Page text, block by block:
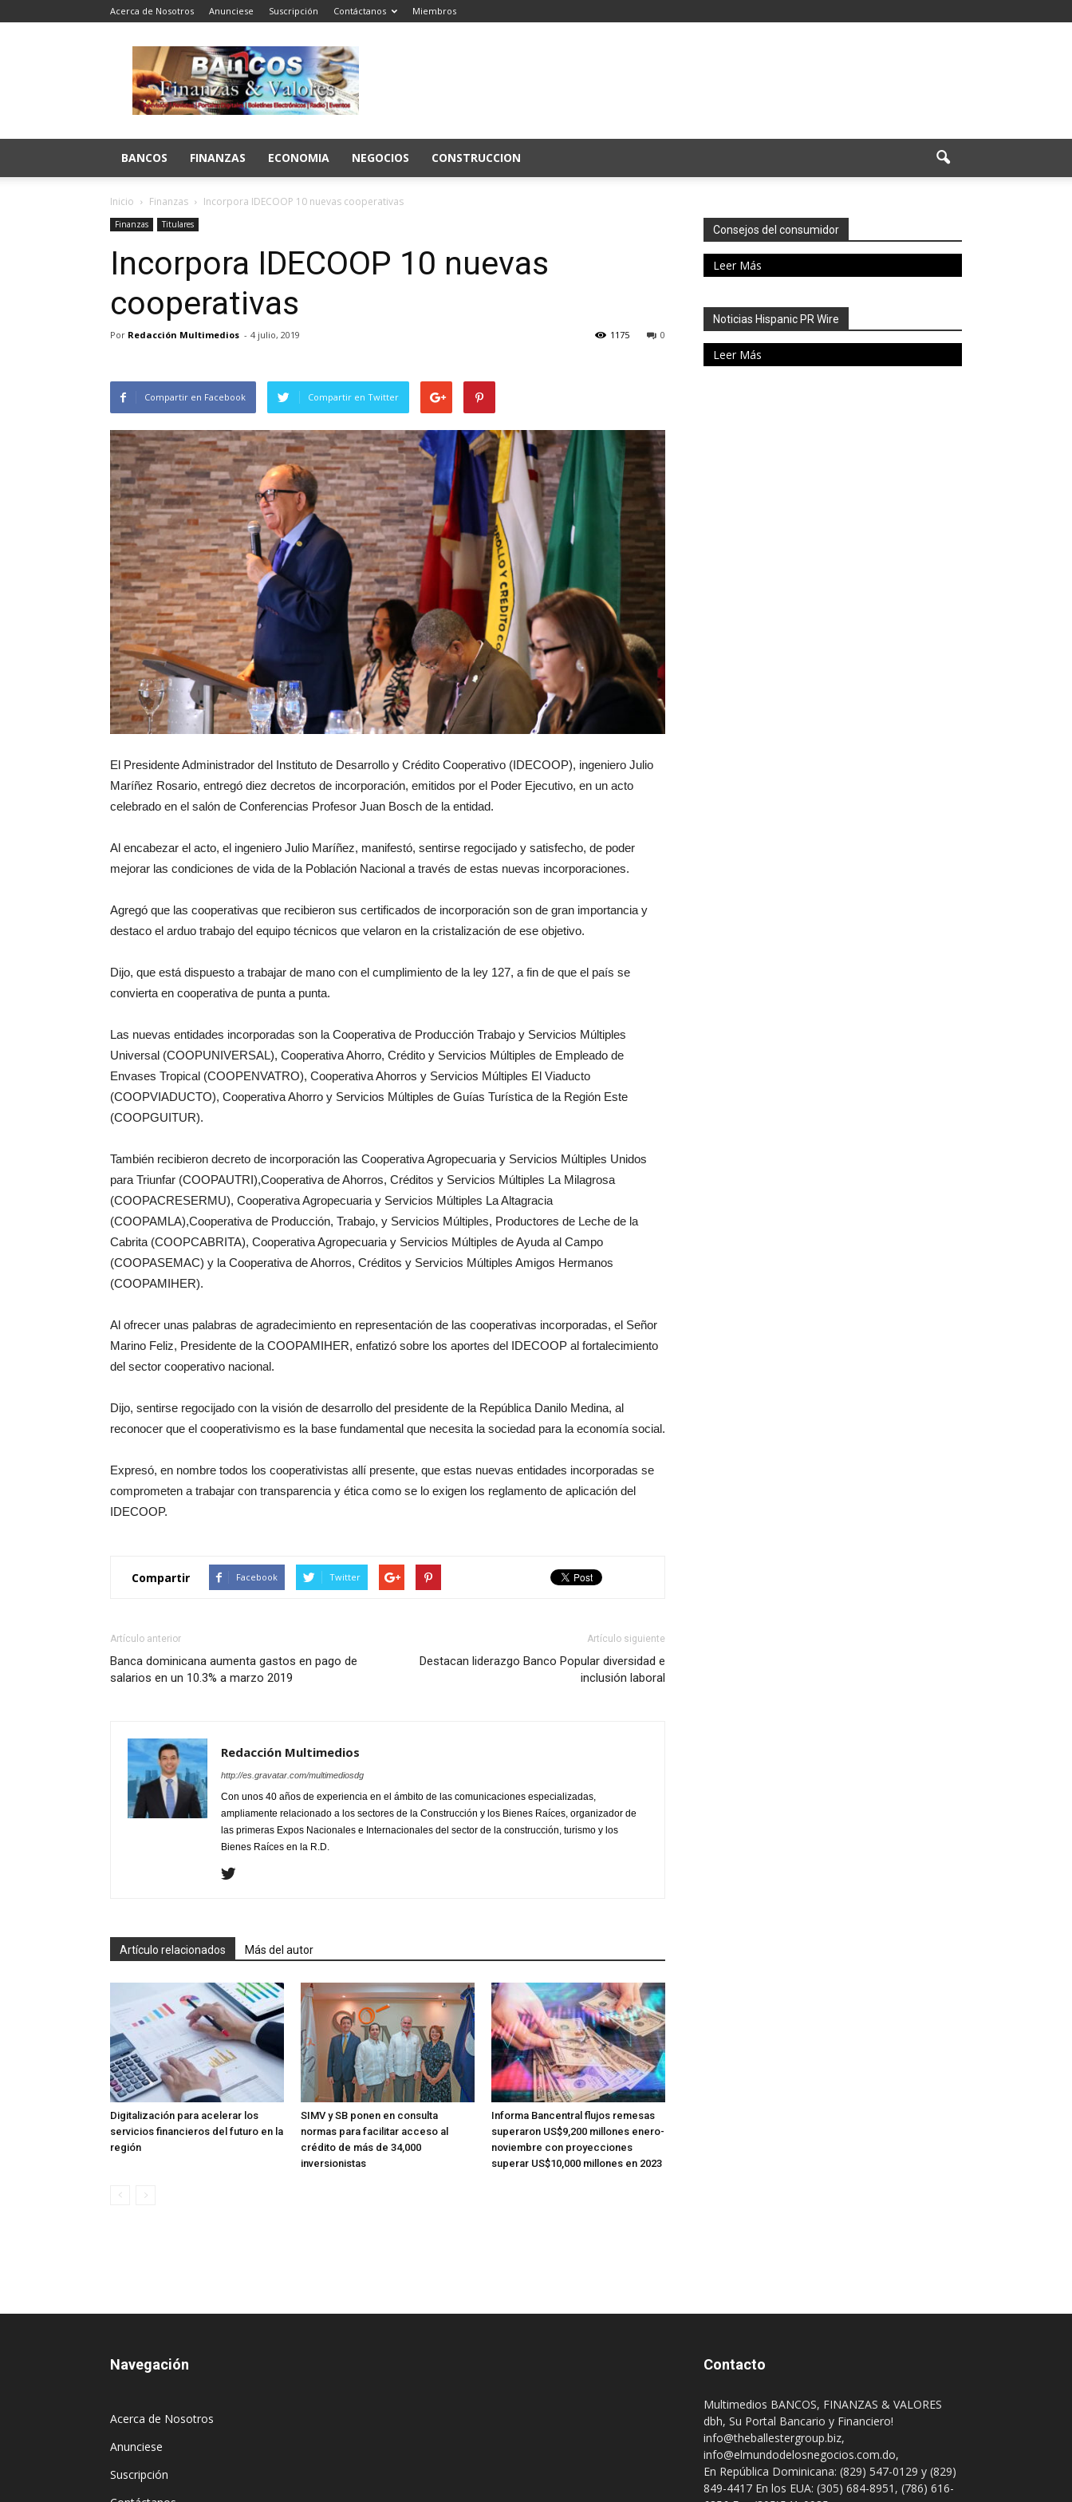
Acerca de Nosotros Anunciese Suscripción Contáctanos Miembros
Bancos
Finanzas
y
Valores
BANCOS FINANZAS ECONOMIA NEGOCIOS CONSTRUCCION
Inicio Finanzas Incorpora IDECOOP 10 nuevas cooperativas
Finanzas Titulares
Incorpora IDECOOP 10 nuevas
cooperativas
Por Redacción Multimedios - 4 julio, 2019 0
1175
Compartir en Facebook Compartir en Twitter
El Presidente Administrador del Instituto de Desarrollo y Crédito Cooperativo (IDECOOP), ingeniero Julio
Maríñez Rosario, entregó diez decretos de incorporación, emitidos por el Poder Ejecutivo, en un acto
celebrado en el salón de Conferencias Profesor Juan Bosch de la entidad.
Al encabezar el acto, el ingeniero Julio Maríñez, manifestó, sentirse regocijado y satisfecho, de poder
mejorar las condiciones de vida de la Población Nacional a través de estas nuevas incorporaciones.
Agregó que las cooperativas que recibieron sus certificados de incorporación son de gran importancia y
destaco el arduo trabajo del equipo técnicos que velaron en la cristalización de ese objetivo.
Dijo, que está dispuesto a trabajar de mano con el cumplimiento de la ley 127, a fin de que el país se
convierta en cooperativa de punta a punta.
Las nuevas entidades incorporadas son la Cooperativa de Producción Trabajo y Servicios Múltiples
Universal (COOPUNIVERSAL), Cooperativa Ahorro, Crédito y Servicios Múltiples de Empleado de
Envases Tropical (COOPENVATRO), Cooperativa Ahorros y Servicios Múltiples El Viaducto
(COOPVIADUCTO), Cooperativa Ahorro y Servicios Múltiples de Guías Turística de la Región Este
(COOPGUITUR).
También recibieron decreto de incorporación las Cooperativa Agropecuaria y Servicios Múltiples Unidos
para Triunfar (COOPAUTRI),Cooperativa de Ahorros, Créditos y Servicios Múltiples La Milagrosa
(COOPACRESERMU), Cooperativa Agropecuaria y Servicios Múltiples La Altagracia
(COOPAMLA),Cooperativa de Producción, Trabajo, y Servicios Múltiples, Productores de Leche de la
Cabrita (COOPCABRITA), Cooperativa Agropecuaria y Servicios Múltiples de Ayuda al Campo
(COOPASEMAC) y la Cooperativa de Ahorros, Créditos y Servicios Múltiples Amigos Hermanos
(COOPAMIHER).
Al ofrecer unas palabras de agradecimiento en representación de las cooperativas incorporadas, el Señor
Marino Feliz, Presidente de la COOPAMIHER, enfatizó sobre los aportes del IDECOOP al fortalecimiento
del sector cooperativo nacional.
Dijo, sentirse regocijado con la visión de desarrollo del presidente de la República Danilo Medina, al
reconocer que el cooperativismo es la base fundamental que necesita la sociedad para la economía social.
Expresó, en nombre todos los cooperativistas allí presente, que estas nuevas entidades incorporadas se
comprometen a trabajar con transparencia y ética como se lo exigen los reglamento de aplicación del
IDECOOP.
Compartir Facebook Twitter
Artículo anterior
Banca dominicana aumenta gastos en pago de
salarios en un 10.3% a marzo 2019
Artículo siguiente
Destacan liderazgo Banco Popular diversidad e
inclusión laboral
Redacción Multimedios
http://es.gravatar.com/multimediosdg
Con unos 40 años de experiencia en el ámbito de las comunicaciones especializadas,
ampliamente relacionado a los sectores de la Construcción y los Bienes Raíces, organizador de
las primeras Expos Nacionales e Internacionales del sector de la construcción, turismo y los
Bienes Raíces en la R.D.
Artículo relacionados Más del autor
Digitalización para acelerar los
servicios financieros del futuro en la
región
SIMV y SB ponen en consulta
normas para facilitar acceso al
crédito de más de 34,000
inversionistas
Informa Bancentral flujos remesas
superaron US$9,200 millones enero-
noviembre con proyecciones
superar US$10,000 millones en 2023
Consejos del consumidor
Leer Más
Noticias Hispanic PR Wire
Leer Más
Navegación
Acerca de Nosotros
Anunciese
Suscripción
Contacto
Multimedios BANCOS, FINANZAS & VALORES
dbh, Su Portal Bancario y Financiero!
info@theballestergroup.biz,
info@elmundodelosnegocios.com.do,
En República Dominicana: (829) 547-0129 y (829)
849-4417 En los EUA: (305) 684-8951, (786) 616-